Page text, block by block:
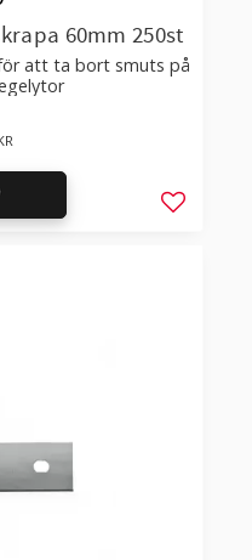
60mm 250st
att ta bort smuts på
Lägg till